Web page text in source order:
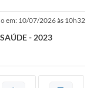
em: 10/07/2026 às 10h32
- 2023